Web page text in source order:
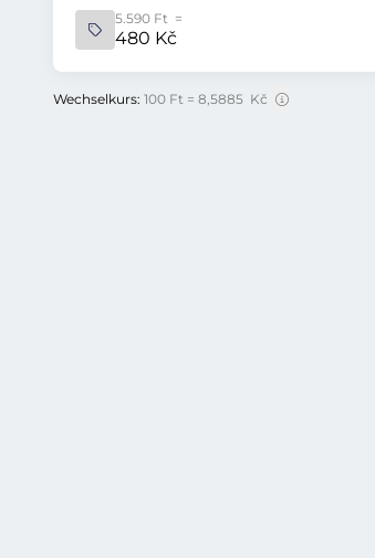
5.590 Ft =
480 Kč
Wechselkurs: 100 Ft = 8,5885 Kč